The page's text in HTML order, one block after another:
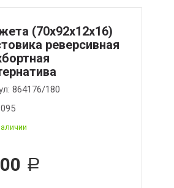
(70х92х12х16)
реверсивная
864176/180
Р